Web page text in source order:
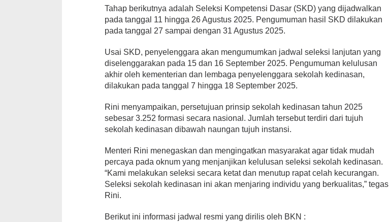
Tahap berikutnya adalah Seleksi Kompetensi Dasar (SKD) yang dijadwalkan
pada tanggal 11 hingga 26 Agustus 2025. Pengumuman hasil SKD dilakukan
pada tanggal 27 sampai dengan 31 Agustus 2025.
Usai SKD, penyelenggara akan mengumumkan jadwal seleksi lanjutan yang
diselenggarakan pada 15 dan 16 September 2025. Pengumuman kelulusan
akhir oleh kementerian dan lembaga penyelenggara sekolah kedinasan,
dilakukan pada tanggal 7 hingga 18 September 2025.
Rini menyampaikan, persetujuan prinsip sekolah kedinasan tahun 2025
sebesar 3.252 formasi secara nasional. Jumlah tersebut terdiri dari tujuh
sekolah kedinasan dibawah naungan tujuh instansi.
Menteri Rini menegaskan dan mengingatkan masyarakat agar tidak mudah
percaya pada oknum yang menjanjikan kelulusan seleksi sekolah kedinasan.
“Kami melakukan seleksi secara ketat dan menutup rapat celah kecurangan.
Seleksi sekolah kedinasan ini akan menjaring individu yang berkualitas,” tegas
Rini.
Berikut ini informasi jadwal resmi yang dirilis oleh BKN :